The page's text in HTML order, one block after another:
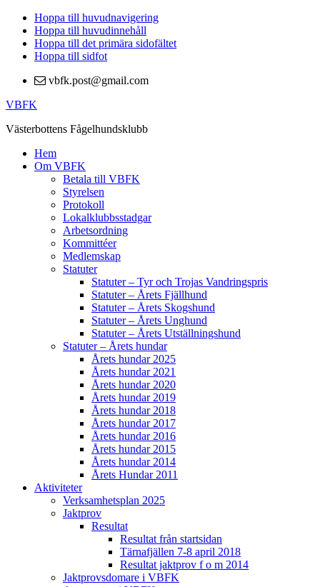
Hoppa till huvudnavigering
Hoppa till huvudinnehåll
Hoppa till det primära sidofältet
Hoppa till sidfot
vbfk.post@gmail.com
VBFK
Västerbottens Fågelhundsklubb
Hem
Om VBFK
Betala till VBFK
Styrelsen
Protokoll
Lokalklubbsstadgar
Arbetsordning
Kommittéer
Medlemskap
Statuter
Statuter – Tyr och Trojas Vandringspris
Statuter – Årets Fjällhund
Statuter – Årets Skogshund
Statuter – Årets Unghund
Statuter – Årets Utställningshund
Statuter – Årets hundar
Årets hundar 2025
Årets hundar 2021
Årets hundar 2020
Årets hundar 2019
Årets hundar 2018
Årets hundar 2017
Årets hundar 2016
Årets hundar 2015
Årets hundar 2014
Årets Hundar 2011
Aktiviteter
Verksamhetsplan 2025
Jaktprov
Resultat
Resultat från startsidan
Tärnafjällen 7-8 april 2018
Resultat jaktprov f o m 2014
Jaktprovsdomare i VBFK